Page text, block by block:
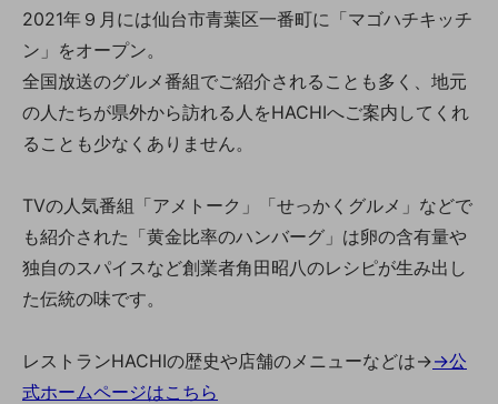
2021年９月には仙台市青葉区一番町に「マゴハチキッチ
ン」をオープン。
全国放送のグルメ番組でご紹介されることも多く、地元
の人たちが県外から訪れる人をHACHIへご案内してくれ
ることも少なくありません。
TVの人気番組「アメトーク」「せっかくグルメ」などで
も紹介された「黄金比率のハンバーグ」は卵の含有量や
独自のスパイスなど創業者角田昭八のレシピが生み出し
た伝統の味です。
レストランHACHIの歴史や店舗のメニューなどは→→公
式ホームページはこちら